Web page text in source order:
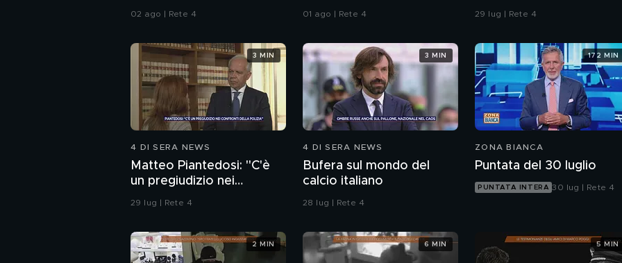
02 ago | Rete 4 01 ago | Rete 4 29 lug | Rete 4
4 DI SERA NEWS
Matteo Piantedosi: "C'è
un pregiudizio nei
confronti della polizia"
29 lug | Rete 4
3 MIN
4 DI SERA NEWS
Bufera sul mondo del
calcio italiano
28 lug | Rete 4
3 MIN
ZONA BIANCA
Puntata del 30 luglio
PUNTATA INTERA 30 lug | Rete 4
172 MIN
2 MIN 6 MIN 5 MIN